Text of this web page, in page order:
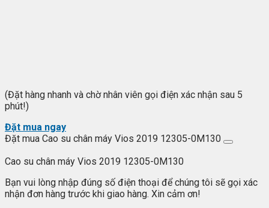
(Đặt hàng nhanh và chờ nhân viên gọi điện xác nhận sau 5
phút!)
Đặt mua ngay
Đặt mua Cao su chân máy Vios 2019 12305-0M130
Cao su chân máy Vios 2019 12305-0M130
Bạn vui lòng nhập đúng số điện thoại để chúng tôi sẽ gọi xác
nhận đơn hàng trước khi giao hàng. Xin cảm ơn!